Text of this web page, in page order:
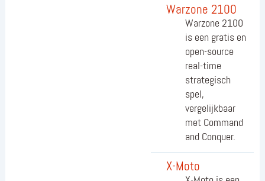
Warzone 2100
Warzone 2100
is een gratis en
open-source
real-time
strategisch
spel,
vergelijkbaar
met Command
and Conquer.
X-Moto